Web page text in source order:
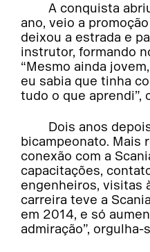
A conquista
ano, veio a
deixou a estrada e
instrutor, formando
“Mesmo ainda
eu sabia que tinha
tudo o que aprendi”,
Dois anos
bicampeonato. Mais
conexão com a
capacitações,
engenheiros, visitas
carreira teve a
em 2014, e só
admiração”, orgulha-